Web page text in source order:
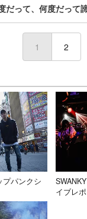
だって、何度だって
1 (current)
2
プパンクシ
イブレポ